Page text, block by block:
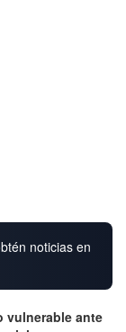
noticias en
vulnerable ante